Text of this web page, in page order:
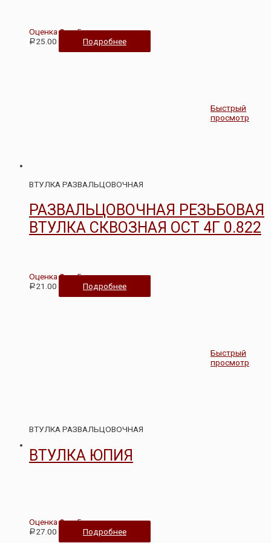
Оценка0из 5
Р 25.00 Подробнее
Быстрый
просмотр
ВТУЛКА РАЗВАЛЬЦОВОЧНАЯ
РАЗВАЛЬЦОВОЧНАЯ РЕЗЬБОВАЯ
ВТУЛКА СКВОЗНАЯ ОСТ 4Г 0.822
Оценка0из 5
Р 21.00 Подробнее
Быстрый
просмотр
ВТУЛКА РАЗВАЛЬЦОВОЧНАЯ
ВТУЛКА ЮПИЯ
Оценка0из 5
Р 27.00 Подробнее